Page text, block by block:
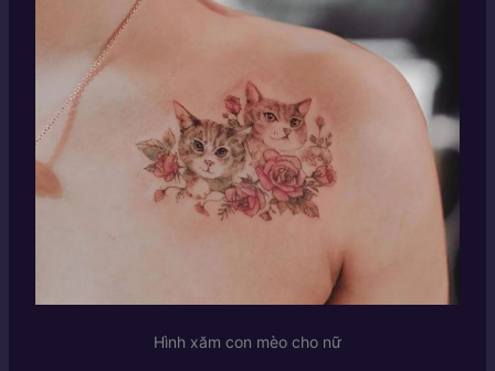
Hình xăm con mèo cho nữ